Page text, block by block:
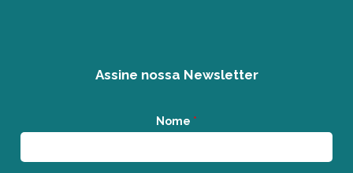
Assine nossa Newsletter
Nome *